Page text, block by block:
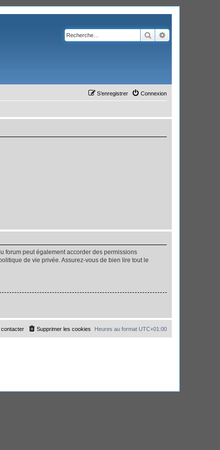
Rechercher
Connexion
S’enregistrer
forum peut également accorder des permissions
de vie privée. Assurez-vous de bien lire tout le
Heures au format UTC+01:00
Supprimer les cookies
contacter